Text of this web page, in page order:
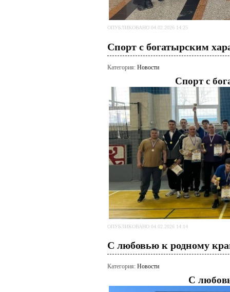
ОПУБЛИКОВАНО 04.02.2026 14:25
Спорт с богатырским
Категория: Новости
Спорт с
ОПУБЛИКОВАНО 04.02.2026 14:14
С любовью к родному
Категория: Новости
С